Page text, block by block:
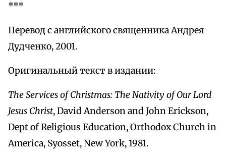
***
Перевод с английского священника Андрея
Дудченко, 2001.
Оригинальный текст в издании:
The Services of Christmas: The Nativity of Our Lord
Jesus Christ, David Anderson and John Erickson,
Dept of Religious Education, Orthodox Church in
America, Syosset, New York, 1981.